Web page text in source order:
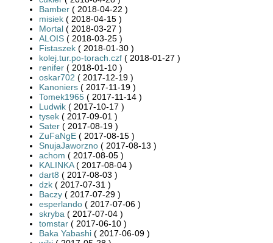
Bamber ( 2018-04-22 )
misiek ( 2018-04-15 )
Mortal ( 2018-03-27 )
ALOIS ( 2018-03-25 )
Fistaszek ( 2018-01-30 )
kolej.tur.po-torach.czf ( 2018-01-27 )
renifer ( 2018-01-10 )
oskar702 ( 2017-12-19 )
Kanoniers ( 2017-11-19 )
Tomek1965 ( 2017-11-14 )
Ludwik ( 2017-10-17 )
tysek ( 2017-09-01 )
Sater ( 2017-08-19 )
ZuFaNgE ( 2017-08-15 )
SnujaJaworzno ( 2017-08-13 )
achom ( 2017-08-05 )
KALINKA( 2017-08-04 )
dart8 ( 2017-08-03 )
dzk ( 2017-07-31 )
Baczy ( 2017-07-29 )
esperlando ( 2017-07-06 )
skryba ( 2017-07-04 )
tomstar ( 2017-06-10 )
Baka Yabashi ( 2017-06-09 )